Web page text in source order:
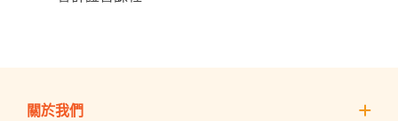
關於我們